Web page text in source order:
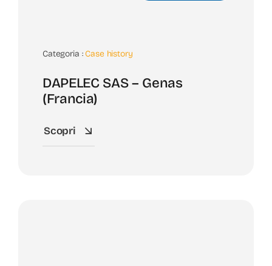
Categoria : Case history
DAPELEC SAS – Genas
(Francia)
Scopri